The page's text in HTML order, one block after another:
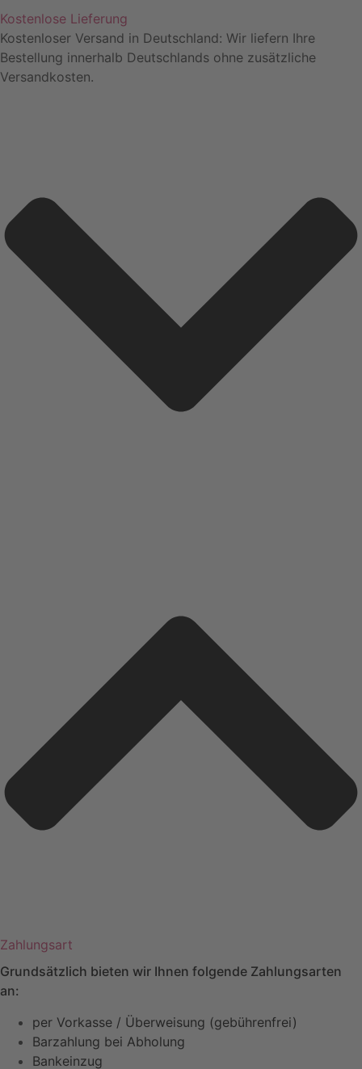
Kostenlose Lieferung
Kostenloser Versand in Deutschland: Wir liefern Ihre
Bestellung innerhalb Deutschlands ohne zusätzliche
Versandkosten.
Zahlungsart
Grundsätzlich bieten wir Ihnen folgende Zahlungsarten
an:
per Vorkasse / Überweisung (gebührenfrei)
Barzahlung bei Abholung
Bankeinzug